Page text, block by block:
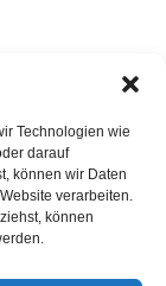
Technologien wie
darauf
können wir Daten
verarbeiten.
können